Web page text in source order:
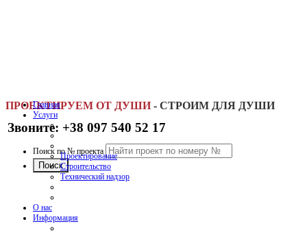
ПРОЕКТИРУЕМ ОТ ДУШИ - СТРОИМ ДЛЯ ДУШИ
Звоните: +38 097 540 52 17
Поиск по № проекта
Главная
Услуги
Проектирование
Строительство
Технический надзор
О нас
Информация